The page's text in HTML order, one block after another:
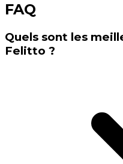
FAQ
Quels sont les
Felitto ?